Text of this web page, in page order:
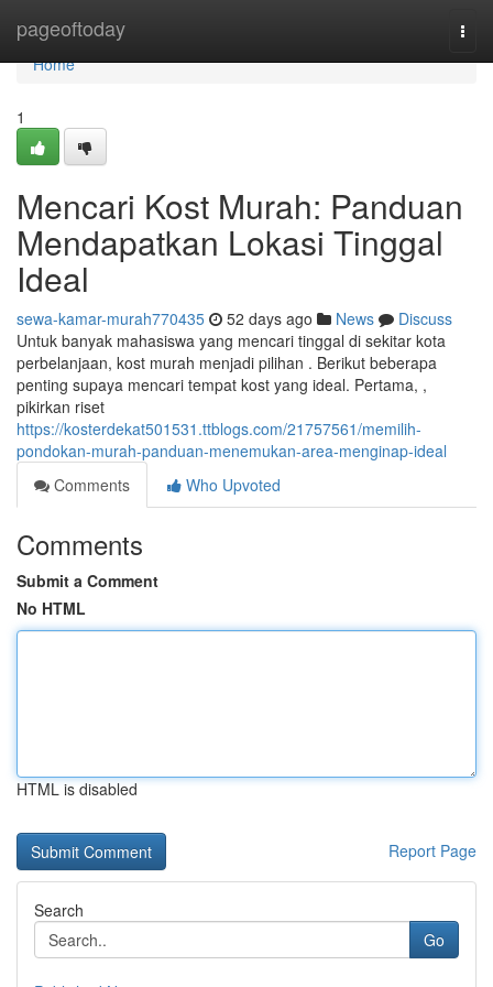
pageoftoday
Home
Home
1
Mencari Kost Murah: Panduan
Mendapatkan Lokasi Tinggal
Ideal
sewa-kamar-murah770435 52 days ago News
Discuss
Untuk banyak mahasiswa yang mencari tinggal di sekitar kota
perbelanjaan, kost murah menjadi pilihan . Berikut beberapa
penting supaya mencari tempat kost yang ideal. Pertama, ,
pikirkan riset
https://kosterdekat501531.ttblogs.com/21757561/memilih-
pondokan-murah-panduan-menemukan-area-menginap-ideal
Comments
Who Upvoted
Comments
Submit a Comment
No HTML
HTML is disabled
Report Page
Search
Go